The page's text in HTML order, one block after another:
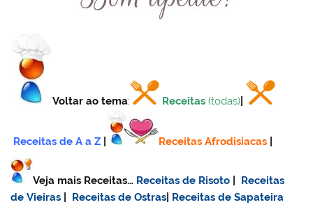
Voltar ao tema: Receitas (todas)
Receitas de A a Z Receitas Afrodisiacas
Veja mais Receitas… Receitas de Risoto
Receitas
de Vieiras
Receitas de Ostras Receitas de Sapateira